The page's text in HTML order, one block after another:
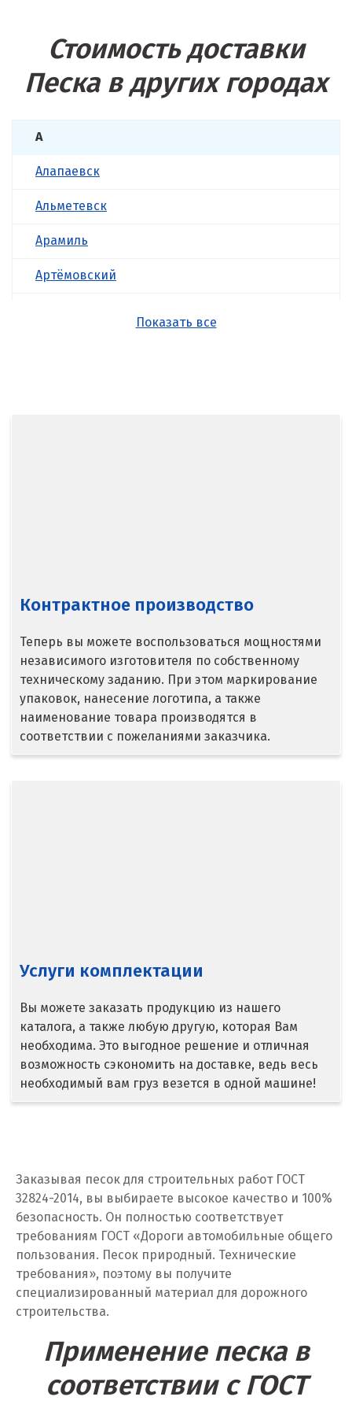
Стоимость доставки
Песка в других городах
А
Алапаевск
Альметевск
Арамиль
Артёмовский
Верхние Серги
Верхний Уфалей
Верхняя Пышма
Верхняя Салда
Воронеж
Воскресенск
Дегтярск
Дмитров
Домодедово
Е
Егорьевск
Екатеринбург
Еленинка
Показать все
Контрактное производство
Теперь вы можете воспользоваться мощностями
независимого изготовителя по собственному
техническому заданию. При этом маркирование
упаковок, нанесение логотипа, а также
наименование товара производятся в
соответствии с пожеланиями заказчика.
Услуги комплектации
Вы можете заказать продукцию из нашего
каталога, а также любую другую, которая Вам
необходима. Это выгодное решение и отличная
возможность сэкономить на доставке, ведь весь
необходимый вам груз везется в одной машине!
Заказывая песок для строительных работ ГОСТ
32824-2014, вы выбираете высокое качество и 100%
безопасность. Он полностью соответствует
требованиям ГОСТ «Дороги автомобильные общего
пользования. Песок природный. Технические
требования», поэтому вы получите
специализированный материал для дорожного
строительства.
Применение песка в
соответствии с ГОСТ